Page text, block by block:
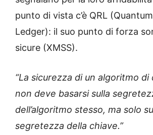
punto di vista c’è QRL
Ledger): il suo punto di forza
sicure (XMSS).
“La sicurezza di un algoritmo
non deve basarsi sulla
dell’algoritmo stesso, ma solo
segretezza della chiave.”